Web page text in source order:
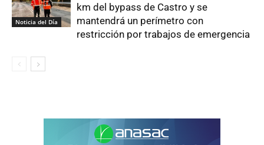
Noticia del Día
km del bypass de Castro y se
mantendrá un perímetro con
restricción por trabajos de emergencia